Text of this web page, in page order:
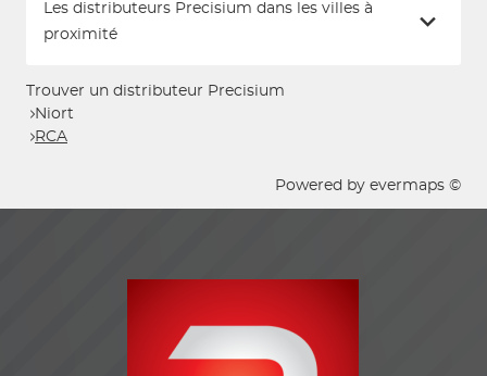
Les distributeurs Precisium dans les villes à
proximité
Trouver un distributeur Precisium
Niort
RCA
Powered by evermaps ©